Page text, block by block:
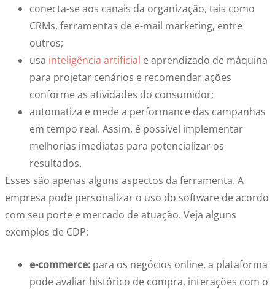
conecta-se aos canais da organização, tais como
CRMs, ferramentas de e-mail marketing, entre
outros;
usa inteligência artificial e aprendizado de máquina
para projetar cenários e recomendar ações
conforme as atividades do consumidor;
automatiza e mede a performance das campanhas
em tempo real. Assim, é possível implementar
melhorias imediatas para potencializar os
resultados.
Esses são apenas alguns aspectos da ferramenta. A
empresa pode personalizar o uso do software de acordo
com seu porte e mercado de atuação. Veja alguns
exemplos de CDP:
e-commerce: para os negócios online, a plataforma
pode avaliar histórico de compra, interações com o